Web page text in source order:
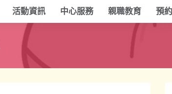
活動資訊 中心服務 親職教育 預